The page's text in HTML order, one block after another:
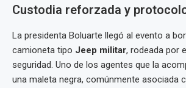
Custodia reforzada y
La presidenta Boluarte llegó al evento a
camioneta tipo Jeep militar, rodeada por
seguridad. Uno de los agentes que la
una maleta negra, comúnmente asociada